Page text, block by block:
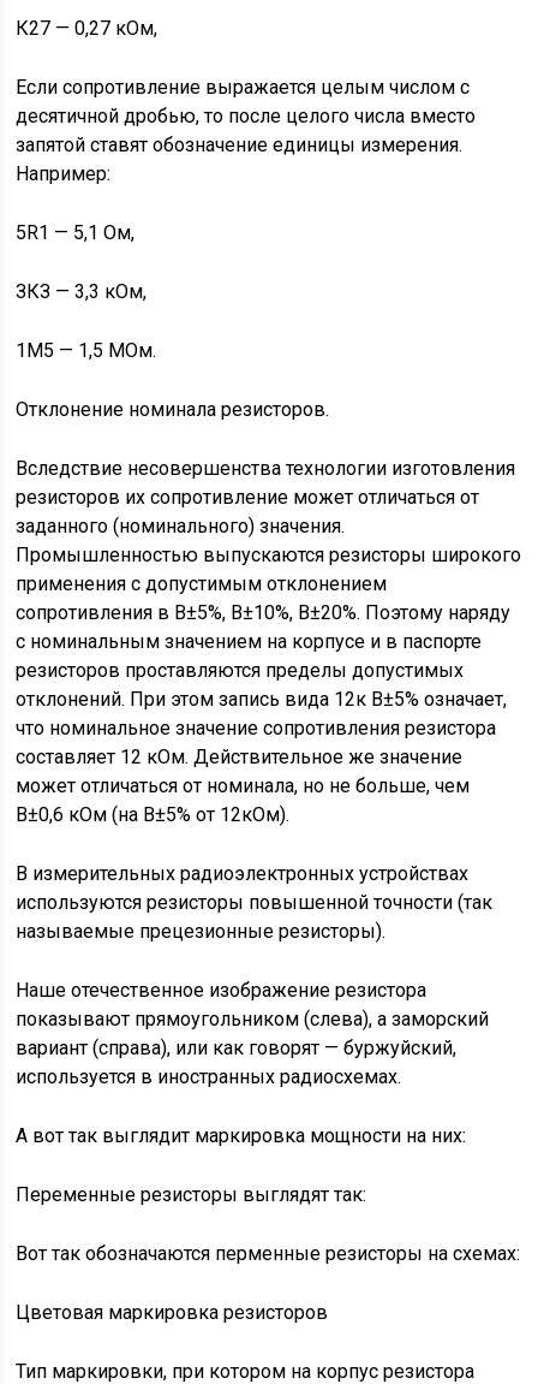
К27 — 0,27 кОм,
Если сопротивление выражается целым числом с
десятичной дробью, то после целого числа вместо
запятой ставят обозначение единицы измерения.
Например:
5R1 — 5,1 Ом,
ЗКЗ — 3,3 кОм,
1М5 — 1,5 МОм.
Отклонение номинала резисторов.
Вследствие несовершенства технологии изготовления
резисторов их сопротивление может отличаться от
заданного (номинального) значения.
Промышленностью выпускаются резисторы широкого
применения с допустимым отклонением
сопротивления в В±5%, В±10%, В±20%. Поэтому наряду
с номинальным значением на корпусе и в паспорте
резисторов проставляются пределы допустимых
отклонений. При этом запись вида 12к В±5% означает,
что номинальное значение сопротивления резистора
составляет 12 кОм. Действительное же значение
может отличаться от номинала, но не больше, чем
В±0,6 кОм (на В±5% от 12кОм).
В измерительных радиоэлектронных устройствах
используются резисторы повышенной точности (так
называемые прецезионные резисторы).
Наше отечественное изображение резистора
показывают прямоугольником (слева), а заморский
вариант (справа), или как говорят — буржуйский,
используется в иностранных радиосхемах.
А вот так выглядит маркировка мощности на них:
Переменные резисторы выглядят так:
Вот так обозначаются перменные резисторы на схемах:
Цветовая маркировка резисторов
Тип маркировки, при котором на корпус резистора